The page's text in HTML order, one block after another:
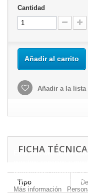
Cantidad
Añadir al carrito
Añadir a la lista
FICHA TÉCNICA
Tipo
Este sitio web utiliza
preferencias mediante el
Para dar su
Más información